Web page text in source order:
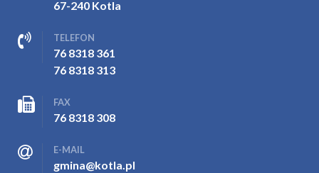
67-240 Kotla
TELEFON
76 8318 361
76 8318 313
FAX
76 8318 308
E-MAIL
gmina@kotla.pl